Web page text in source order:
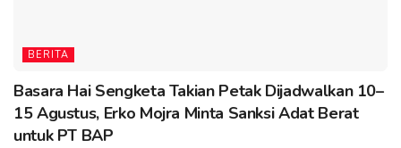
BERITA
Basara Hai Sengketa Takian Petak Dijadwalkan 10–
15 Agustus, Erko Mojra Minta Sanksi Adat Berat
untuk PT BAP